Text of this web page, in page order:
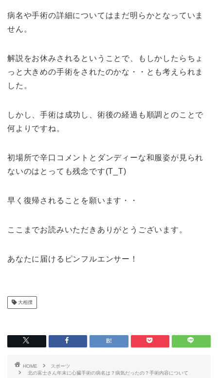
病名や手術の詳細についてはまだ明らかとなっていま
せん。
解説をお休みされるということで、もしかしたらちょ
っと大きめの手術をされたのかな・・とも考えられま
した。
しかし、手術は成功し、術後の経過も順調とのことで
何よりですね。
初場所で辛口コメントとダンディーな和服姿が見られ
ないのはとっても残念です(T_T)
早く復帰されることを願います・・
ここまでお読みいただきありがとうございます。
あなたに届けるピンフルエンサー！
大相撲
HOME
スポーツ
北の富士さん年末に心臓手術の病名は？病気だったの？手術内容について